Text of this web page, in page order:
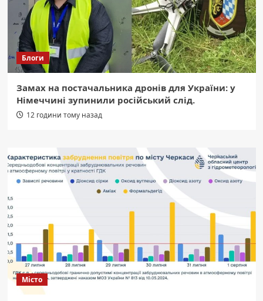
Блоги
Замах на постачальника дронів для України: у
Німеччині зупинили російський слід.
12 години тому назад
Місто